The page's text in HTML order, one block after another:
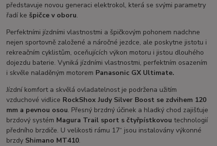
představuje novou generaci elektrokol, která se svými parametry
řadí ke špičce v oboru.
Perfektními jízdními vlastnostmi a špičkovým pohonem nadchne
nejen sportovně založené a náročné jezdce, ale poskytne jistotu i
rekreačním cyklistům, oceňujících výkon motoru i jistou dlouhého
dojezdu baterie. Vyniká jízdními vlastnostmi, perfektním osazením
i skvěle naladěným motorem Panasonic GX Ultimate.
Jízdní komfort a skvělá ovladatelnost je podržena užitím
vzduchové vidlice RockShox Judy Silver Boost se zdvihem 120
mm a pevnou osou. Přesný brzdný účinek a hladký chod zajišťuje
brzdový systém Magura Trail sport s čtyřpístkovou technologií
předního brzdiče. U velikosti rámu 17“ jsou instalovány výkonné
brzdy Shimano MT410.